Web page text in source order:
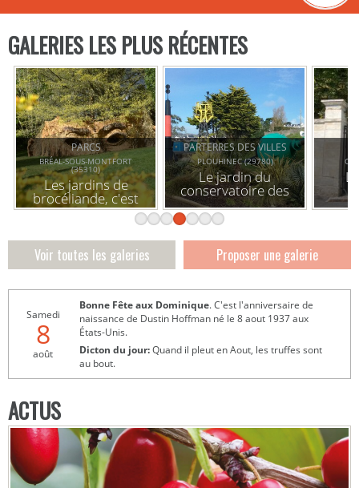
GALERIES LES PLUS RÉCENTES
PARCS
BRÉAL-SOUS-MONTFORT
(35310)
Les jardins de
brocéliande, c'est
bien fait pour toi !
PARTERRES DES VILLES
PLOUHINEC (29780)
Le jardin du
conservatoire des
bouées et balises
marines
Voir toutes les galeries Proposer une galerie
Samedi
8
août
Bonne Fête aux Dominique. C'est l'anniversaire de
naissance de Dustin Hoffman né le 8 aout 1937 aux
États-Unis.
Dicton du jour:Quand il pleut en Aout, les truffes sont
au bout.
ACTUS